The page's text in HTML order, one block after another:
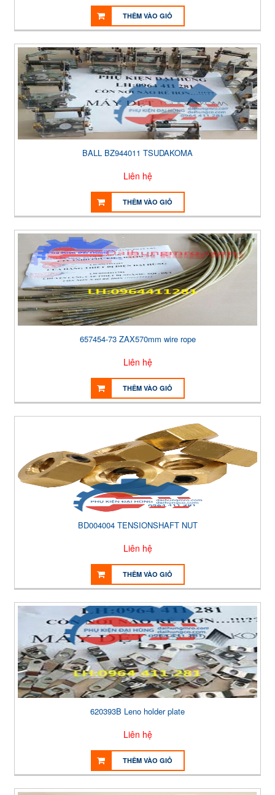
THÊM VÀO GIỎ
BALL BZ944011 TSUDAKOMA
Liên hệ
THÊM VÀO GIỎ
657454-73 ZAX570mm wire rope
Liên hệ
THÊM VÀO GIỎ
BD004004 TENSIONSHAFT NUT
Liên hệ
THÊM VÀO GIỎ
620393B Leno holder plate
Liên hệ
THÊM VÀO GIỎ